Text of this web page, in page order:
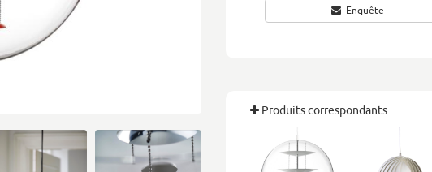
Enquête
Produits correspondants